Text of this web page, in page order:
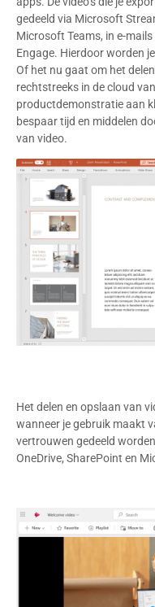
gedeeld via Microsoft
Microsoft Teams, in e-
Engage. Hierdoor worden
Of het nu gaat om het
rechtstreeks in de cloud
productdemonstratie aan
bespaar tijd en middelen
van video.
Het delen en opslaan van
wanneer je gebruik maakt
vertrouwen gedeeld
OneDrive, SharePoint en